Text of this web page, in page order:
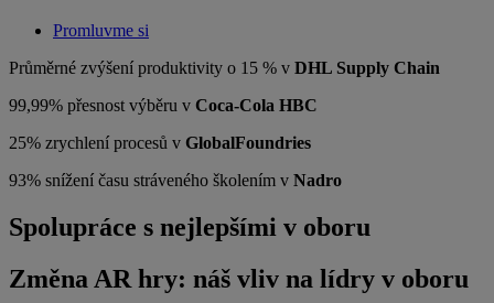
Promluvme si
Průměrné zvýšení produktivity o 15 % v DHL Supply Chain
99,99% přesnost výběru v Coca-Cola HBC
25% zrychlení procesů v GlobalFoundries
93% snížení času stráveného školením v Nadro
Spolupráce s nejlepšími v oboru
Změna AR hry: náš vliv na lídry v oboru